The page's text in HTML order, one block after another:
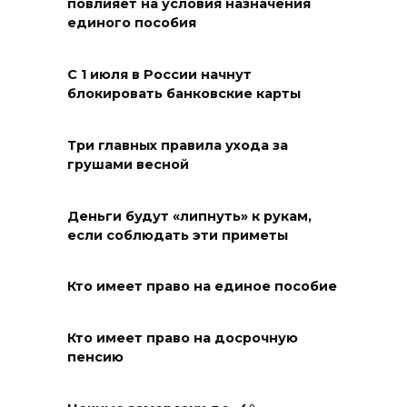
Константиновск получат по
80,6 млн рублей на
общественных пространств
Путин: Поездки на
цене
физкультурника
10 августа 2026 18:32
повлияет на условия назначения
единого пособия
С 1 июля в России начнут
блокировать банковские карты
Три главных правила ухода за
грушами весной
Деньги будут «липнуть» к рукам,
если соблюдать эти приметы
Кто имеет право на единое пособие
Кто имеет право на досрочную
пенсию